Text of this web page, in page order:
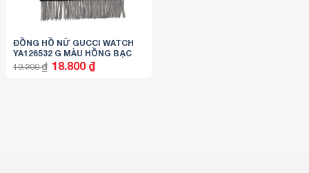
ĐỒNG HỒ NỮ GUCCI WATCH
YA126532 G MÀU HỒNG BẠC
19.200₫ Giá
gốc
18.800 ₫Giá
hiện